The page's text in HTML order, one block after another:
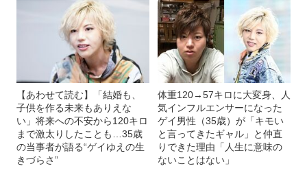
【あわせて読む】「結婚も、
子供を作る未来もありえな
い」将来への不安から120キロ
まで激太りしたことも…35歳
の当事者が語る“ゲイゆえの生
きづらさ”
体重120→57キロに大変身、人
気インフルエンサーになった
ゲイ男性（35歳）が「キモい
と言ってきたギャル」と仲直
りできた理由「人生に意味の
ないことはない」